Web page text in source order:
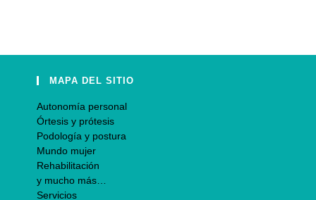
MAPA DEL SITIO
Autonomía personal
Órtesis y prótesis
Podología y postura
Mundo mujer
Rehabilitación
y mucho más…
Servicios